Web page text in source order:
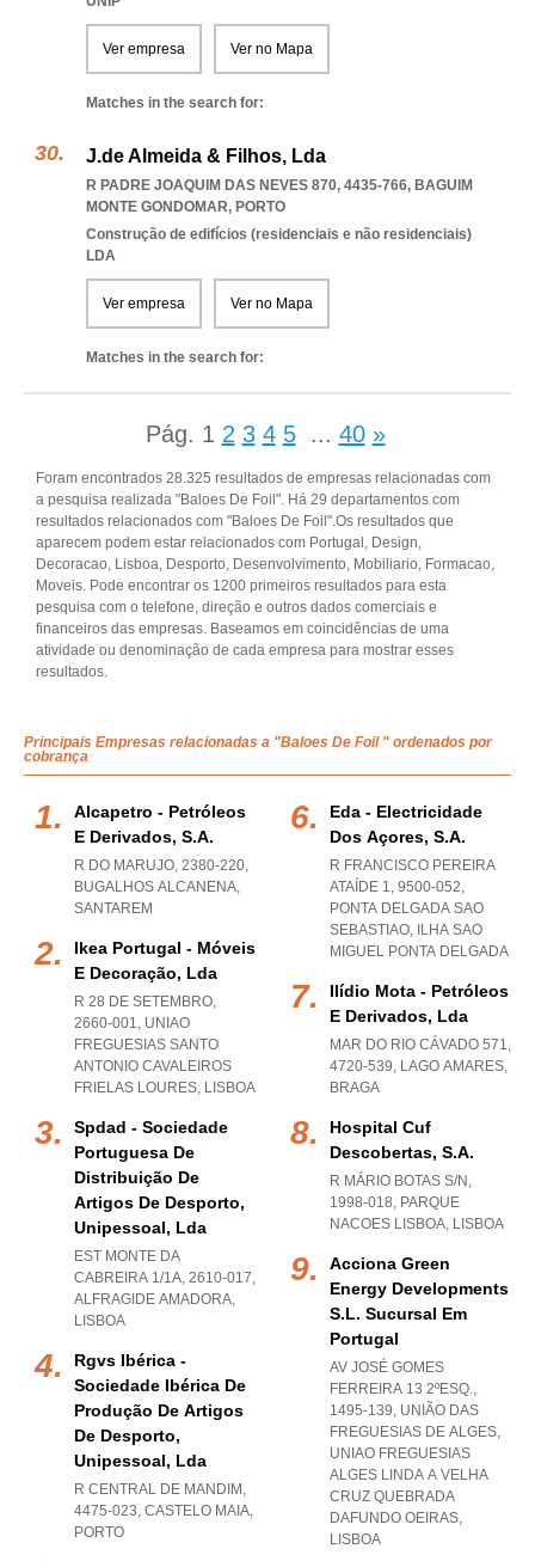
Ver empresa Ver no Mapa
Matches in the search for:
J.de Almeida & Filhos, Lda
R PADRE JOAQUIM DAS NEVES 870, 4435-766, BAGUIM
MONTE GONDOMAR, PORTO
Construção de edifícios (residenciais e não residenciais)
LDA
Ver empresa Ver no Mapa
Matches in the search for:
Pág. 1 2 3 4 5 ... 40 »
Foram encontrados 28.325 resultados de empresas relacionadas com
a pesquisa realizada "Baloes De Foil". Há 29 departamentos com
resultados relacionados com "Baloes De Foil".Os resultados que
aparecem podem estar relacionados com Portugal, Design,
Decoracao, Lisboa, Desporto, Desenvolvimento, Mobiliario, Formacao,
Moveis. Pode encontrar os 1200 primeiros resultados para esta
pesquisa com o telefone, direção e outros dados comerciais e
financeiros das empresas. Baseamos em coincidências de uma
atividade ou denominação de cada empresa para mostrar esses
resultados.
Principais Empresas relacionadas a "Baloes De Foil " ordenados por
cobrança
Alcapetro - Petróleos
E Derivados, S.a.
R DO MARUJO, 2380-220,
BUGALHOS ALCANENA,
SANTAREM
Ikea Portugal - Móveis
E Decoração, Lda
R 28 DE SETEMBRO,
2660-001, UNIAO
FREGUESIAS SANTO
ANTONIO CAVALEIROS
FRIELAS LOURES, LISBOA
Spdad - Sociedade
Portuguesa De
Distribuição De
Artigos De Desporto,
Unipessoal, Lda
EST MONTE DA
CABREIRA 1/1A, 2610-017,
ALFRAGIDE AMADORA,
LISBOA
Rgvs Ibérica -
Sociedade Ibérica De
Produção De Artigos
De Desporto,
Unipessoal, Lda
R CENTRAL DE MANDIM,
4475-023, CASTELO MAIA,
PORTO
Eda - Electricidade
Dos Açores, S.a.
R FRANCISCO PEREIRA
ATAÍDE 1, 9500-052,
PONTA DELGADA SAO
SEBASTIAO, ILHA SAO
MIGUEL PONTA DELGADA
Ilídio Mota - Petróleos
E Derivados, Lda
MAR DO RIO CÁVADO 571,
4720-539, LAGO AMARES,
BRAGA
Hospital Cuf
Descobertas, S.a.
R MÁRIO BOTAS S/N,
1998-018, PARQUE
NACOES LISBOA, LISBOA
Acciona Green
Energy Developments
S.l. Sucursal Em
Portugal
AV JOSÉ GOMES
FERREIRA 13 2ºESQ.,
1495-139, UNIÃO DAS
FREGUESIAS DE ALGES,
UNIAO FREGUESIAS
ALGES LINDA A VELHA
CRUZ QUEBRADA
DAFUNDO OEIRAS,
LISBOA